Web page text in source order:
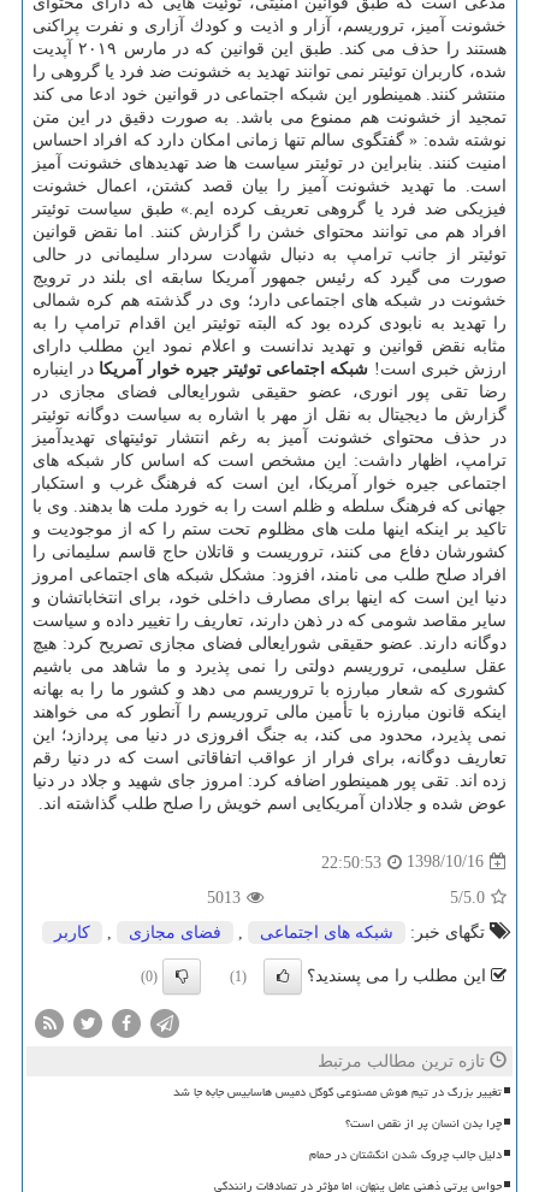
خشونت آمیز، تروریسم، آزار و اذیت و كودك آزاری و نفرت پراكنی
هستند را حذف می كند. طبق این قوانین كه در مارس ۲۰۱۹ آپدیت
شده، كاربران توئیتر نمی توانند تهدید به خشونت ضد فرد یا گروهی را
منتشر كنند. همینطور این شبكه اجتماعی در قوانین خود ادعا می كند
تمجید از خشونت هم ممنوع می باشد. به صورت دقیق در این متن
نوشته شده: « گفتگوی سالم تنها زمانی امكان دارد كه افراد احساس
امنیت كنند. بنابراین در توئیتر سیاست ها ضد تهدیدهای خشونت آمیز
است. ما تهدید خشونت آمیز را بیان قصد كشتن، اعمال خشونت
فیزیكی ضد فرد یا گروهی تعریف كرده ایم.» طبق سیاست توئیتر
افراد هم می توانند محتوای خشن را گزارش كنند. اما نقض قوانین
توئیتر از جانب ترامپ به دنبال شهادت سردار سلیمانی در حالی
صورت می گیرد كه رئیس جمهور آمریكا سابقه ای بلند در ترویج
خشونت در شبكه های اجتماعی دارد؛ وی در گذشته هم كره شمالی
را تهدید به نابودی كرده بود كه البته توئیتر این اقدام ترامپ را به
مثابه نقض قوانین و تهدید ندانست و اعلام نمود این مطلب دارای
ارزش خبری است! شبكه اجتماعی توئیتر جیره خوار آمریكا در اینباره
رضا تقی پور انوری، عضو حقیقی شورایعالی فضای مجازی در
گزارش ما دیجیتال به نقل از مهر با اشاره به سیاست دوگانه توئیتر
در حذف محتوای خشونت آمیز به رغم انتشار توئیتهای تهدیدآمیز
ترامپ، اظهار داشت: این مشخص است كه اساس كار شبكه های
اجتماعی جیره خوار آمریكا، این است كه فرهنگ غرب و استكبار
جهانی كه فرهنگ سلطه و ظلم است را به خورد ملت ها بدهند. وی با
تاكید بر اینكه اینها ملت های مظلوم تحت ستم را كه از موجودیت و
كشورشان دفاع می كنند، تروریست و قاتلان حاج قاسم سلیمانی را
افراد صلح طلب می نامند، افزود: مشكل شبكه های اجتماعی امروز
دنیا این است كه اینها برای مصارف داخلی خود، برای انتخاباتشان و
سایر مقاصد شومی كه در ذهن دارند، تعاریف را تغییر داده و سیاست
دوگانه دارند. عضو حقیقی شورایعالی فضای مجازی تصریح كرد: هیچ
عقل سلیمی، تروریسم دولتی را نمی پذیرد و ما شاهد می باشیم
كشوری كه شعار مبارزه با تروریسم می دهد و كشور ما را به بهانه
اینكه قانون مبارزه با تأمین مالی تروریسم را آنطور كه می خواهند
نمی پذیرد، محدود می كند، به جنگ افروزی در دنیا می پردازد؛ این
تعاریف دوگانه، برای فرار از عواقب اتفاقاتی است كه در دنیا رقم
زده اند. تقی پور همینطور اضافه كرد: امروز جای شهید و جلاد در دنیا
عوض شده و جلادان آمریكایی اسم خویش را صلح طلب گذاشته اند.
1398/10/16
22:50:53
5.0
/5
5013
تگهای خبر:
شبكه های اجتماعی فضای مجازی كاربر
این مطلب را می پسندید؟ (1)
(0)
تازه ترین مطالب مرتبط
تغییر بزرگ در تیم هوش مصنوعی گوگل دمیس هاسابیس جابه جا شد
چرا بدن انسان پر از نقص است؟
دلیل جالب چروک شدن انگشتان در حمام
حواس پرتی ذهنی عامل پنهان، اما مؤثر در تصادفات رانندگی